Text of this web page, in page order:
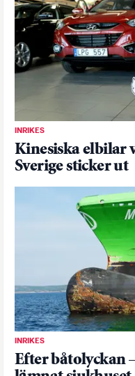
INRIKES
Kinesiska elbilar
Sverige sticker ut
INRIKES
Efter båtolyckan